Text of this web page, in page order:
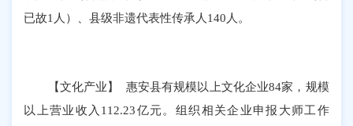
已故1人）、县级非遗代表性传承人140人。
【文化产业】 惠安县有规模以上文化企业84家，规模
以上营业收入112.23亿元。组织相关企业申报大师工作